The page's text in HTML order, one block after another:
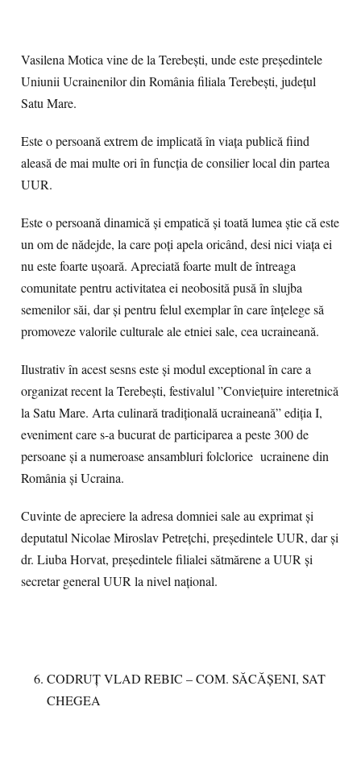
Vasilena Motica vine de la Terebești, unde este președintele
Uniunii Ucrainenilor din România filiala Terebești, județul
Satu Mare.
Este o persoană extrem de implicată în viața publică fiind
aleasă de mai multe ori în funcția de consilier local din partea
UUR.
Este o persoană dinamică și empatică și toată lumea știe că este
un om de nădejde, la care poți apela oricând, desi nici viața ei
nu este foarte ușoară. Apreciată foarte mult de întreaga
comunitate pentru activitatea ei neobosită pusă în slujba
semenilor săi, dar și pentru felul exemplar în care înțelege să
promoveze valorile culturale ale etniei sale, cea ucraineană.
Ilustrativ în acest sesns este și modul exceptional în care a
organizat recent la Terebești, festivalul ”Conviețuire interetnică
la Satu Mare. Arta culinară tradițională ucraineană” ediția I,
eveniment care s-a bucurat de participarea a peste 300 de
persoane și a numeroase ansambluri folclorice ucrainene din
România și Ucraina.
Cuvinte de apreciere la adresa domniei sale au exprimat și
deputatul Nicolae Miroslav Petrețchi, președintele UUR, dar și
dr. Liuba Horvat, președintele filialei sătmărene a UUR și
secretar general UUR la nivel național.
CODRUȚ VLAD REBIC – COM. SĂCĂȘENI, SAT
CHEGEA